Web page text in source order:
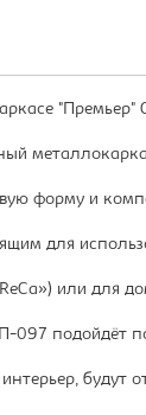
"Премьер"
форму и
для
или для
097 подойдёт
будут